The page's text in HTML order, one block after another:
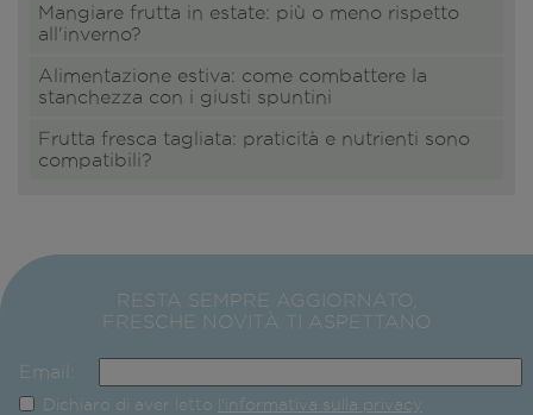
Mangiare frutta in estate: più o meno rispetto
all'inverno?
Alimentazione estiva: come combattere la
stanchezza con i giusti spuntini
Frutta fresca tagliata: praticità e nutrienti sono
compatibili?
RESTA SEMPRE AGGIORNATO,
FRESCHE NOVITÀ TI ASPETTANO
Email:
Dichiaro di aver letto l'informativa sulla privacy